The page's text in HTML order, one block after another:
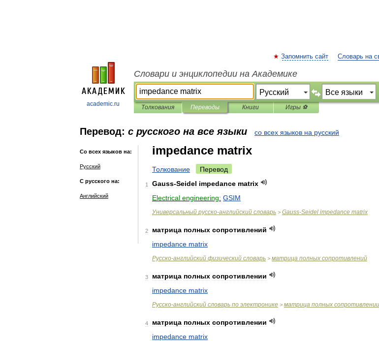
academic.ru
Запомнить сайт Словарь на
Словари и энциклопедии на Академике
Толкования Переводы Книги Игры ⚽
Перевод: с русского на все языки со всех языков на русский
Со всех языков на:
Русский
С русского на:
Английский
impedance matrix
Толкование Перевод
1 Gauss-Seidel impedance matrix
Electrical engineering: GSIM
Универсальный русско-английский словарь > Gauss-Seidel impedance matrix
2 матрица полных сопротивлений
impedance matrix
Русско-английский физический словарь > матрица полных сопротивлений
3 матрица полных сопротивлении
impedance matrix
Русско-английский словарь по электронике > матрица полных сопротивлении
4 матрица полных сопротивлении
impedance matrix